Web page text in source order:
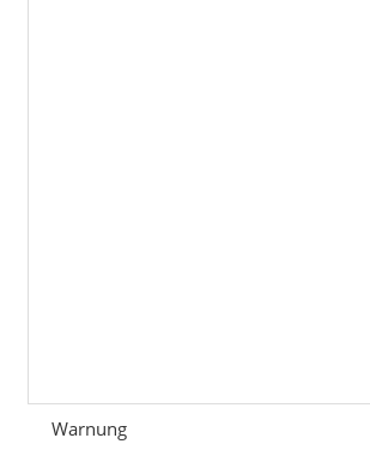
Warnung